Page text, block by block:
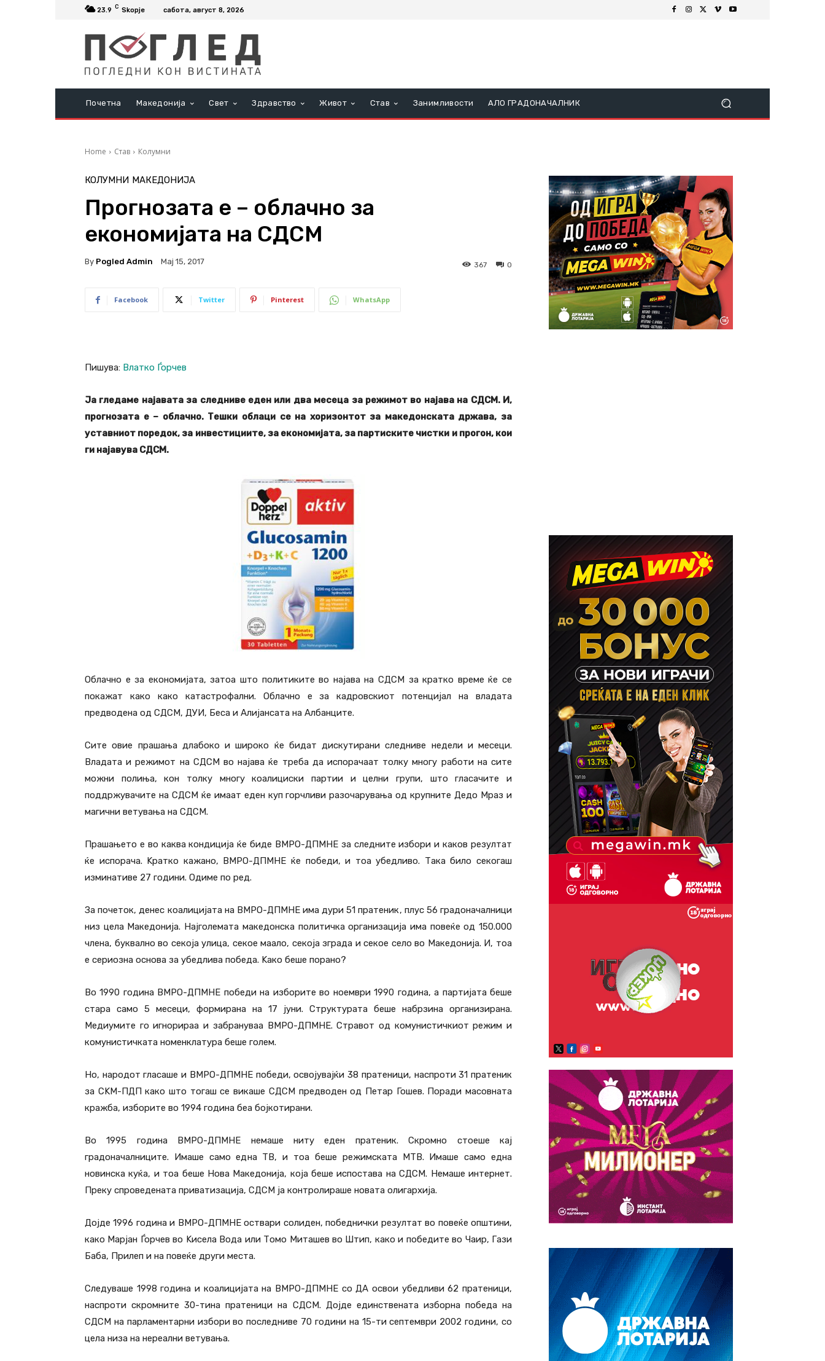
23.9 C Skopje сабота, август 8, 2026
Почетна Македонија Свет Здравство Живот Став Занимливости АЛО ГРАДОНАЧАЛНИК
Home Став Колумни
КОЛУМНИ МАКЕДОНИЈА
Прогнозата е – облачно за
економијата на СДСМ
By Pogled Admin Мај 15, 2017 0
367
Facebook Twitter Pinterest WhatsApp
Пишува: Влатко Ѓорчев
Ја гледаме најавата за следниве еден или два месецa за режимот во најава на СДСМ. И,
прогнозата е – облачно. Тешки облаци се на хоризонтот за македонската држава, за
уставниот поредок, за инвестициите, за економијата, за партиските чистки и прогон, кои
ги најавува СДСМ.
Облачно е за економијата, затоа што политиките во најава на СДСМ за кратко време ќе се
покажат како како катастрофални. Облачно е за кадровскиот потенцијал на владата
предводена од СДСМ, ДУИ, Беса и Алијансата на Албанците.
Сите овие прашања длабоко и широко ќе бидат дискутирани следниве недели и месеци.
Владата и режимот на СДСМ во најава ќе треба да испорачаат толку многу работи на сите
можни полиња, кон толку многу коалициски партии и целни групи, што гласачите и
поддржувачите на СДСМ ќе имаат еден куп горчливи разочарувања од крупните Дедо Мраз и
магични ветувања на СДСМ.
Прашањето е во каква кондиција ќе биде ВМРО-ДПМНЕ за следните избори и каков резултат
ќе испорача. Kратко кажано, ВМРО-ДПМНЕ ќе победи, и тоа убедливо. Така било секогаш
изминативе 27 години. Одиме по ред.
За почеток, денес коалицијата на ВМРО-ДПМНЕ има дури 51 пратеник, плус 56 градоначалници
низ цела Македонија. Најголемата македонска политичка организација има повеќе од 150.000
члена, буквално во секоја улица, секое маало, секоја зграда и секое село во Македонија. И, тоа
е сериозна основа за убедлива победа. Kако беше порано?
Во 1990 година ВМРО-ДПМНЕ победи на изборите во ноември 1990 година, а партијата беше
стара само 5 месеци, формирана на 17 јуни. Структурата беше набрзина организирана.
Медиумите го игнорираа и забрануваа ВМРО-ДПМНЕ. Стравот од комунистичкиот режим и
комунистичката номенклатура беше голем.
Но, народот гласаше и ВМРО-ДПМНЕ победи, освојувајќи 38 пратеници, наспроти 31 пратеник
за СKМ-ПДП како што тогаш се викаше СДСМ предводен од Петар Гошев. Поради масовната
кражба, изборите во 1994 година беа бојкотирани.
Во 1995 година ВМРО-ДПМНЕ немаше ниту еден пратеник. Скромно стоеше кај
градоначалниците. Имаше само една ТВ, и тоа беше режимската МТВ. Имаше само една
новинска куќа, и тоа беше Нова Македонија, која беше испостава на СДСМ. Немаше интернет.
Преку спроведената приватизација, СДСМ ја контролираше новата олигархија.
Дојде 1996 година и ВМРО-ДПМНЕ оствари солиден, победнички резултат во повеќе општини,
како Марјан Ѓорчев во Kисела Вода или Томо Миташев во Штип, како и победите во Чаир, Гази
Баба, Прилеп и на повеќе други места.
Следуваше 1998 година и коалицијата на ВМРО-ДПМНЕ со ДА освои убедливи 62 пратеници,
наспроти скромните 30-тина пратеници на СДСМ. Дојде единствената изборна победа на
СДСМ на парламентарни избори во последниве 70 години на 15-ти септември 2002 години, со
цела низа на нереални ветувања.